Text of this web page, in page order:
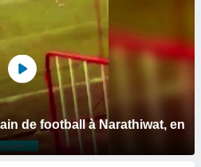
de football à Narathiwat, en